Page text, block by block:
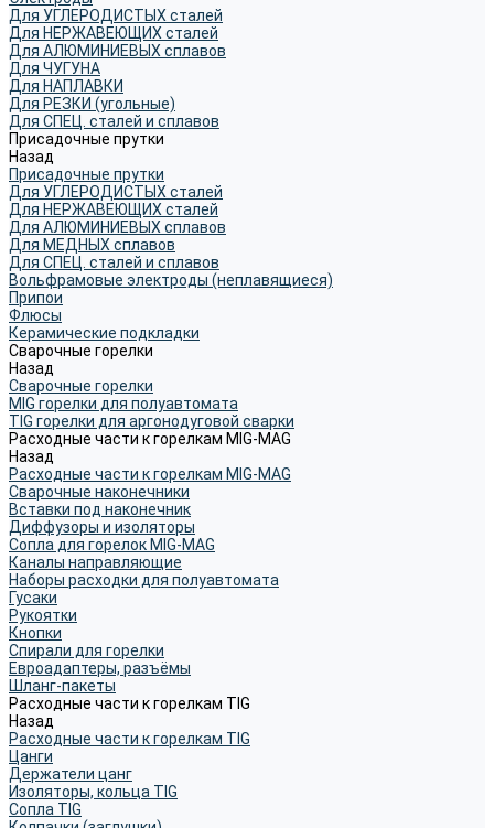
Для УГЛЕРОДИСТЫХ сталей
Для НЕРЖАВЕЮЩИХ сталей
Для АЛЮМИНИЕВЫХ сплавов
Для ЧУГУНА
Для НАПЛАВКИ
Для РЕЗКИ (угольные)
Для СПЕЦ. сталей и сплавов
Присадочные прутки
Назад
Присадочные прутки
Для УГЛЕРОДИСТЫХ сталей
Для НЕРЖАВЕЮЩИХ сталей
Для АЛЮМИНИЕВЫХ сплавов
Для МЕДНЫХ сплавов
Для СПЕЦ. сталей и сплавов
Вольфрамовые электроды (неплавящиеся)
Припои
Флюсы
Керамические подкладки
Сварочные горелки
Назад
Сварочные горелки
MIG горелки для полуавтомата
TIG горелки для аргонодуговой сварки
Расходные части к горелкам MIG-MAG
Назад
Расходные части к горелкам MIG-MAG
Сварочные наконечники
Вставки под наконечник
Диффузоры и изоляторы
Сопла для горелок MIG-MAG
Каналы направляющие
Наборы расходки для полуавтомата
Гусаки
Рукоятки
Кнопки
Спирали для горелки
Евроадаптеры, разъёмы
Шланг-пакеты
Расходные части к горелкам TIG
Назад
Расходные части к горелкам TIG
Цанги
Держатели цанг
Изоляторы, кольца TIG
Сопла TIG